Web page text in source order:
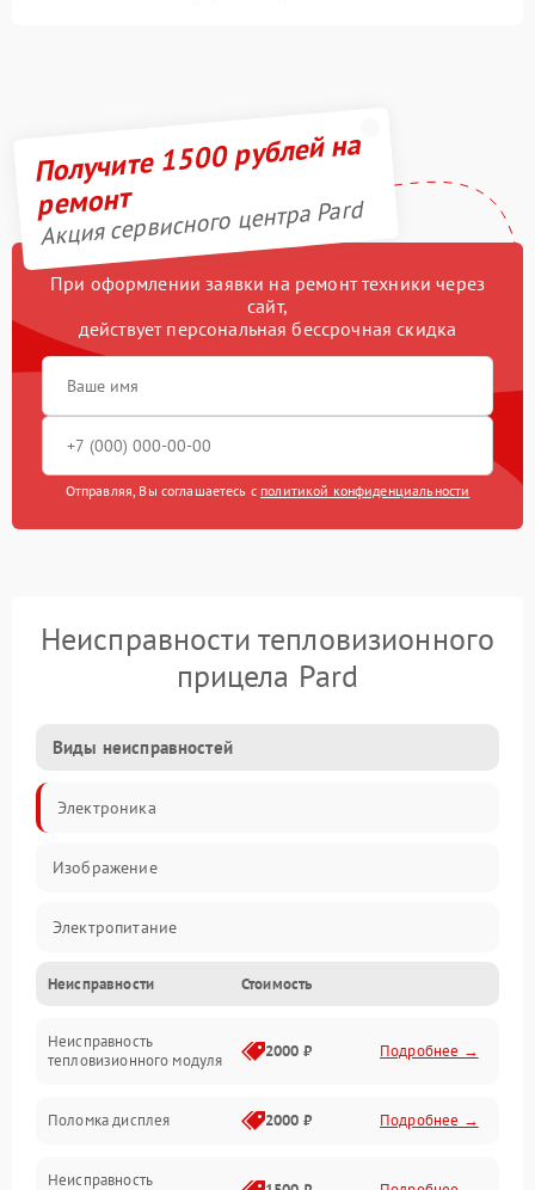
Получите 1500 рублей на
ремонт
Акция сервисного центра Pard
При оформлении заявки на ремонт техники через
сайт,
действует персональная бессрочная скидка
Отправляя, Вы соглашаетесь с политикой конфиденциальности
Неисправности тепловизионного
прицела Pard
Виды неисправностей
Электроника
Изображение
Электропитание
Измерения
Матрица
Неисправности Стоимость
Неисправность
тепловизионного модуля
2000 ₽ Подробнее →
Поломка дисплея 2000 ₽ Подробнее →
Неисправность